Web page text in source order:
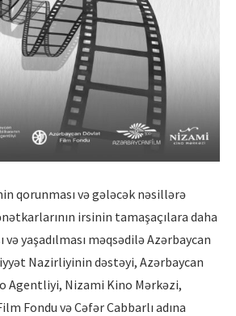
qorunması və gələcək nəsillərə
irsinin tamaşaçılara daha
və yaşadılması məqsədilə Azərbaycan
Nazirliyinin dəstəyi, Azərbaycan
Agentliyi, Nizami Kino Mərkəzi,
Fondu və Cəfər Cabbarlı adına